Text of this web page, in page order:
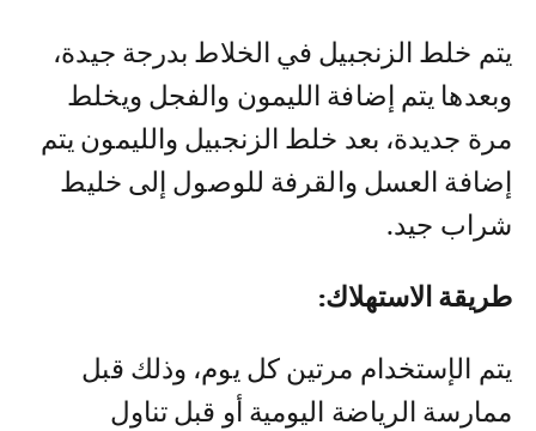
يتم خلط الزنجبيل في الخلاط بدرجة جيدة،
وبعدها يتم إضافة الليمون والفجل ويخلط
مرة جديدة، بعد خلط الزنجبيل والليمون يتم
إضافة العسل والقرفة للوصول إلى خليط
شراب جيد.
طريقة الاستهلاك:
يتم الإستخدام مرتين كل يوم، وذلك قبل
ممارسة الرياضة اليومية أو قبل تناول